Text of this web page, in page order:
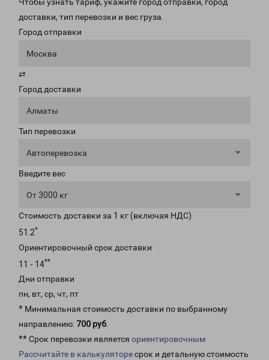
доставки, тип перевозки и вес груза.
Город отправки
Москва
⇄
Город доставки
Алматы
Тип перевозки
Автоперевозка
Введите вес
От 3000 кг
Стоимость доставки за 1 кг (включая НДС)
51.2*
Ориентировочный срок доставки
11 - 14**
Дни отправки
пн, вт, ср, чт, пт
* Минимальная стоимость доставки по выбранному
направлению: 700 руб.
** Срок перевозки является ориентировочным
Рассчитайте в калькуляторесрок и детальную стоимость